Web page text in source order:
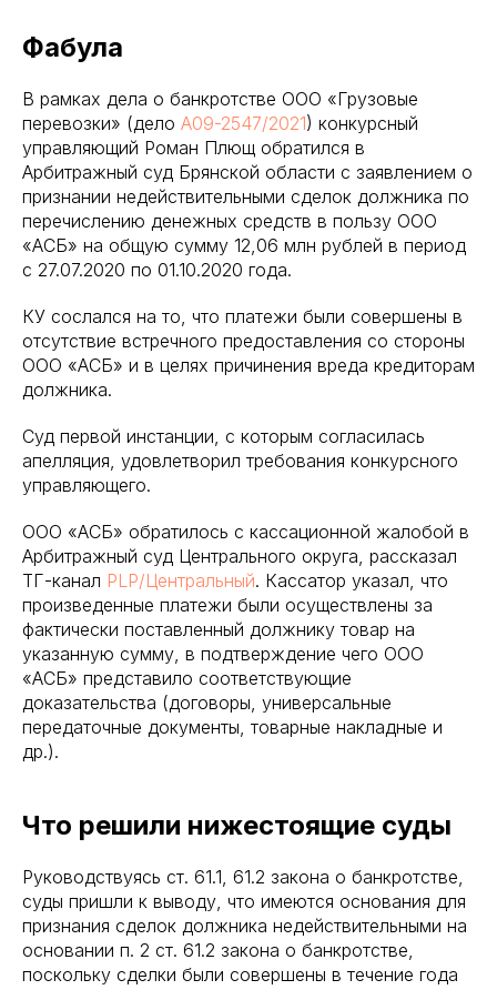
Фабула
В рамках дела о банкротстве ООО «Грузовые
перевозки» (дело А09-2547/2021) конкурсный
управляющий Роман Плющ обратился в
Арбитражный суд Брянской области с заявлением о
признании недействительными сделок должника по
перечислению денежных средств в пользу ООО
«АСБ» на общую сумму 12,06 млн рублей в период
с 27.07.2020 по 01.10.2020 года.
КУ сослался на то, что платежи были совершены в
отсутствие встречного предоставления со стороны
ООО «АСБ» и в целях причинения вреда кредиторам
должника.
Суд первой инстанции, с которым согласилась
апелляция, удовлетворил требования конкурсного
управляющего.
ООО «АСБ» обратилось с кассационной жалобой в
Арбитражный суд Центрального округа, рассказал
ТГ-канал PLP/Центральный. Кассатор указал, что
произведенные платежи были осуществлены за
фактически поставленный должнику товар на
указанную сумму, в подтверждение чего ООО
«АСБ» представило соответствующие
доказательства (договоры, универсальные
передаточные документы, товарные накладные и
др.).
Что решили нижестоящие суды
Руководствуясь ст. 61.1, 61.2 закона о банкротстве,
суды пришли к выводу, что имеются основания для
признания сделок должника недействительными на
основании п. 2 ст. 61.2 закона о банкротстве,
поскольку сделки были совершены в течение года